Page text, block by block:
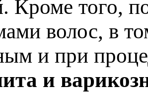
того,
волос, в
и при
и